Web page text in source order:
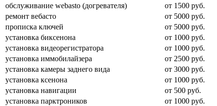
обслуживание webasto (догревателя)
от 1500 руб.
ремонт вебасто
от 5000 руб.
прописка ключей
от 5000 руб.
установка биксенона
от 1000 руб.
установка видеорегистратора
от 1000 руб.
установка иммобилайзера
от 2500 руб.
установка камеры заднего вида
от 3000 руб.
установка ксенона
от 1000 руб.
установка навигации
от 500 руб.
установка парктроников
от 1000 руб.